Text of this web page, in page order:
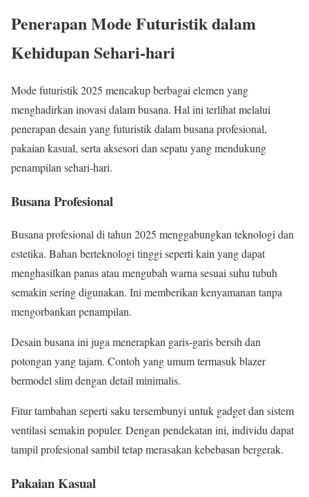
Penerapan Mode Futuristik dalam
Kehidupan Sehari-hari
Mode futuristik 2025 mencakup berbagai elemen yang
menghadirkan inovasi dalam busana. Hal ini terlihat melalui
penerapan desain yang futuristik dalam busana profesional,
pakaian kasual, serta aksesori dan sepatu yang mendukung
penampilan sehari-hari.
Busana Profesional
Busana profesional di tahun 2025 menggabungkan teknologi dan
estetika. Bahan berteknologi tinggi seperti kain yang dapat
menghasilkan panas atau mengubah warna sesuai suhu tubuh
semakin sering digunakan. Ini memberikan kenyamanan tanpa
mengorbankan penampilan.
Desain busana ini juga menerapkan garis-garis bersih dan
potongan yang tajam. Contoh yang umum termasuk blazer
bermodel slim dengan detail minimalis.
Fitur tambahan seperti saku tersembunyi untuk gadget dan sistem
ventilasi semakin populer. Dengan pendekatan ini, individu dapat
tampil profesional sambil tetap merasakan kebebasan bergerak.
Pakaian Kasual